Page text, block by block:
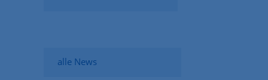
alle News